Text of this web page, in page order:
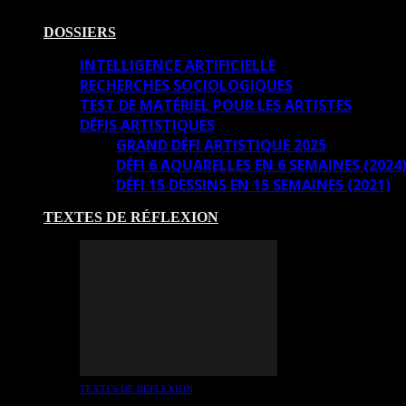
DOSSIERS
INTELLIGENCE ARTIFICIELLE
RECHERCHES SOCIOLOGIQUES
TEST DE MATÉRIEL POUR LES ARTISTES
DÉFIS ARTISTIQUES
GRAND DÉFI ARTISTIQUE 2025
DÉFI 6 AQUARELLES EN 6 SEMAINES (2024)
DÉFI 15 DESSINS EN 15 SEMAINES (2021)
TEXTES DE RÉFLEXION
TEXTES DE RÉFLEXION